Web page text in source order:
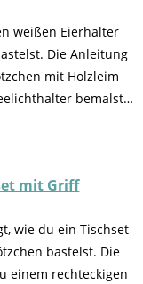
weißen Eierhalter
Die Anleitung
mit Holzleim
bemalst
mit Griff
wie du ein Tischset
bastelst. Die
einem rechteckigen